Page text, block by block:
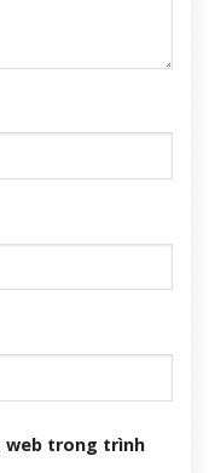
web trong trình